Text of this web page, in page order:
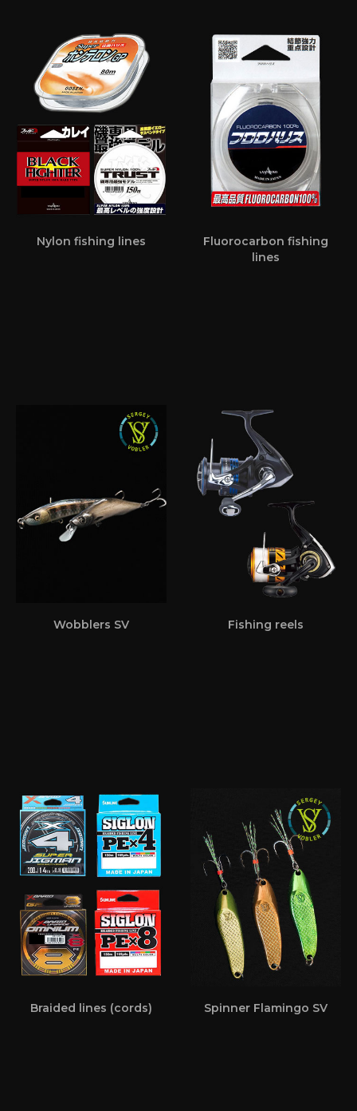
Nylon fishing lines
Fluorocarbon fishing
lines
Wobblers SV Fishing reels
Braided lines (cords) Spinner Flamingo SV